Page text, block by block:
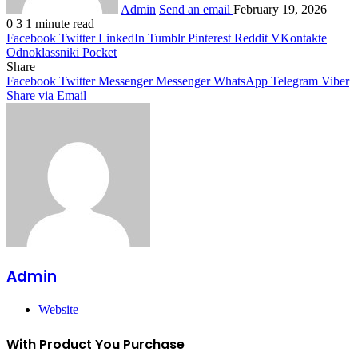
Admin Send an email February 19, 2026
0 3 1 minute read
Facebook Twitter LinkedIn Tumblr Pinterest Reddit VKontakte
Odnoklassniki Pocket
Share
Facebook Twitter Messenger Messenger WhatsApp Telegram Viber
Share via Email
Admin
Website
With Product You Purchase